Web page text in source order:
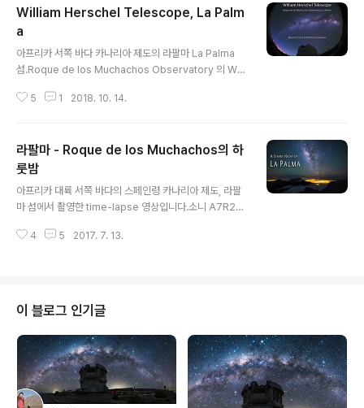
William Herschel Telescope, La Palm
a
아프리카 서쪽 바다 카나리아 제도의 라팔마 La Palma
섬.Roque de los Muchachos Observatory 의 Willi
천문학자들의 이름을 땄더라는. 뉴튼, 갈릴레이 등.촬영한
2
5 1 2018. 10. 14.
라팔마 - Roque de los Muchachos의 하
룻밤
아프리카 대륙 서쪽 바다의 스페인령 카나리아 제도, 라팔
마 섬에서 촬영한 time-lapse 영상입니다.소니 A7R2에
은하수가 뜨고 지고, 하늘에 옅게 초록빛으로 보이는 것은
4 5 2017. 7. 13.
이 블로그 인기글